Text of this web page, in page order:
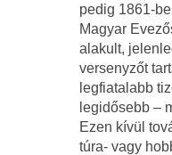
pedig 1861-
Magyar
alakult,
versenyzőt
legfiatalabb
legidősebb –
Ezen kívül
túra- vagy